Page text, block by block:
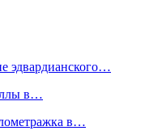
эдвардианского…
в…
в…